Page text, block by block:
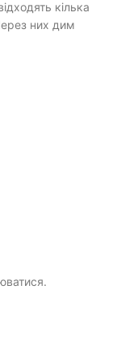
кілька
них дим